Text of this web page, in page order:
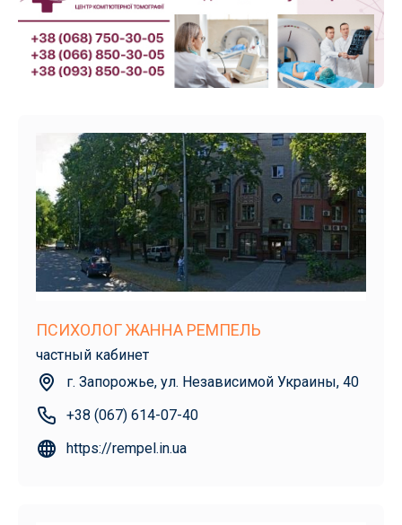
ПСИХОЛОГ ЖАННА РЕМПЕЛЬ
частный кабинет
г. Запорожье, ул. Независимой Украины, 40
+38 (067) 614-07-40
https://rempel.in.ua